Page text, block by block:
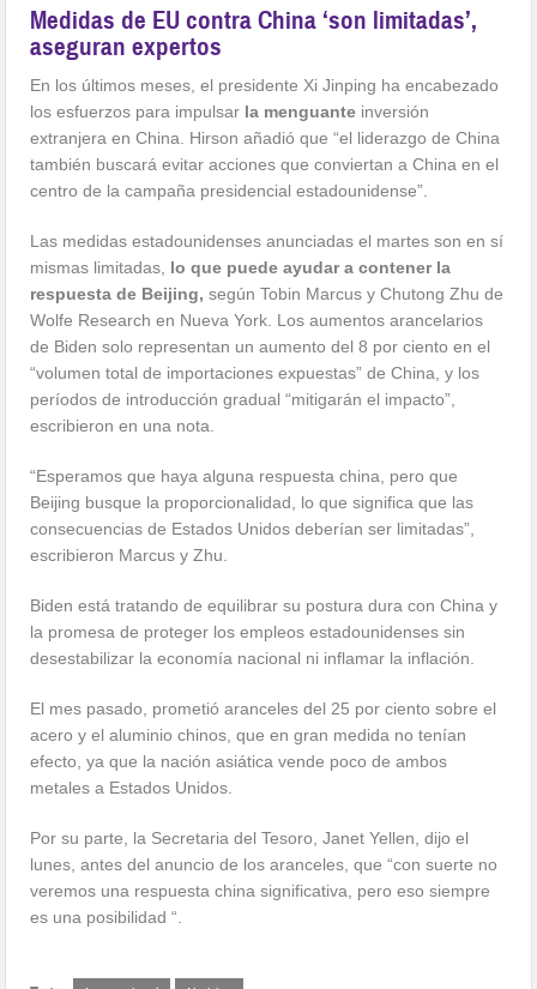
Medidas de EU contra China ‘son limitadas’,
aseguran expertos
En los últimos meses, el presidente Xi Jinping ha encabezado
los esfuerzos para impulsar la menguante inversión
extranjera en China. Hirson añadió que “el liderazgo de China
también buscará evitar acciones que conviertan a China en el
centro de la campaña presidencial estadounidense”.
Las medidas estadounidenses anunciadas el martes son en sí
mismas limitadas, lo que puede ayudar a contener la
respuesta de Beijing,según Tobin Marcus y Chutong Zhu de
Wolfe Research en Nueva York. Los aumentos arancelarios
de Biden solo representan un aumento del 8 por ciento en el
“volumen total de importaciones expuestas” de China, y los
períodos de introducción gradual “mitigarán el impacto”,
escribieron en una nota.
“Esperamos que haya alguna respuesta china, pero que
Beijing busque la proporcionalidad, lo que significa que las
consecuencias de Estados Unidos deberían ser limitadas”,
escribieron Marcus y Zhu.
Biden está tratando de equilibrar su postura dura con China y
la promesa de proteger los empleos estadounidenses sin
desestabilizar la economía nacional ni inflamar la inflación.
El mes pasado, prometió aranceles del 25 por ciento sobre el
acero y el aluminio chinos, que en gran medida no tenían
efecto, ya que la nación asiática vende poco de ambos
metales a Estados Unidos.
Por su parte, la Secretaria del Tesoro, Janet Yellen, dijo el
lunes, antes del anuncio de los aranceles, que “con suerte no
veremos una respuesta china significativa, pero eso siempre
es una posibilidad “.